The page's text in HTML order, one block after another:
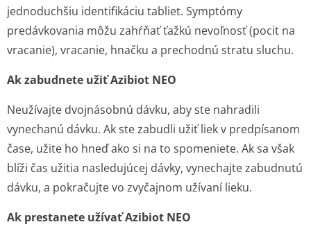
jednoduchšiu identifikáciu tabliet. Symptómy
predávkovania môžu zahŕňať ťažkú nevoľnosť (pocit na
vracanie), vracanie, hnačku a prechodnú stratu sluchu.
Ak zabudnete užiť Azibiot NEO
Neužívajte dvojnásobnú dávku, aby ste nahradili
vynechanú dávku. Ak ste zabudli užiť liek v predpísanom
čase, užite ho hneď ako si na to spomeniete. Ak sa však
blíži čas užitia nasledujúcej dávky, vynechajte zabudnutú
dávku, a pokračujte vo zvyčajnom užívaní lieku.
Ak prestanete užívať Azibiot NEO